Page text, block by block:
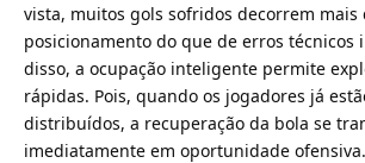
vista, muitos gols sofridos decorrem mais
posicionamento do que de erros técnicos
disso, a ocupação inteligente permite
rápidas. Pois, quando os jogadores já
distribuídos, a recuperação da bola se
imediatamente em oportunidade ofensiva.